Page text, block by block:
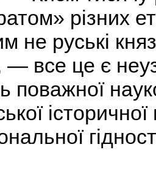
різних
не руські
— все це є
поважної